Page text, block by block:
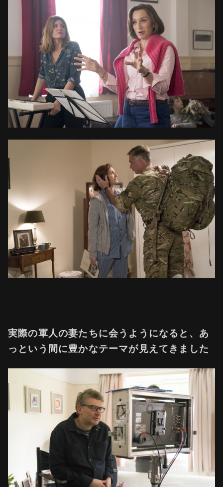
実際の軍人の妻たちに会うようになると、あ
っという間に豊かなテーマが見えてきました